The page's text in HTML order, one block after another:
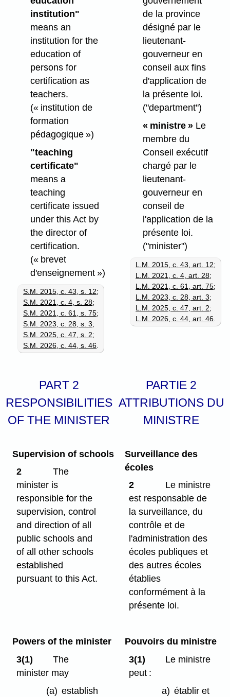
institution"
means an
institution for the
education of
persons for
certification as
teachers.
(« institution de
formation
pédagogique »)
"teaching
certificate"
means a
teaching
certificate issued
under this Act by
the director of
certification.
(« brevet
d'enseignement »)
S.M. 2015, c. 43, s. 12;
S.M. 2021, c. 4, s. 28;
S.M. 2021, c. 61, s. 75;
S.M. 2023, c. 28, s. 3;
S.M. 2025, c. 47, s. 2;
S.M. 2026, c. 44, s. 46
de la province
désigné par le
lieutenant-
gouverneur en
conseil aux fins
d'application de
la présente loi.
("department")
« ministre »Le
membre du
Conseil exécutif
chargé par le
lieutenant-
gouverneur en
conseil de
l'application de la
présente loi.
("minister")
L.M. 2015, c. 43, art. 12;
L.M. 2021, c. 4, art. 28;
L.M. 2021, c. 61, art. 75;
L.M. 2023, c. 28, art. 3;
L.M. 2025, c. 47, art. 2;
L.M. 2026, c. 44, art. 46
PART 2
RESPONSIBILITIES
OF THE MINISTER
PARTIE 2
ATTRIBUTIONS DU
MINISTRE
Supervision of schools
2
The
minister is
responsible for the
supervision, control
and direction of all
public schools and
of all other schools
established
pursuant to this Act.
Surveillance des
écoles
2
Le ministre
est responsable de
la surveillance, du
contrôle et de
l'administration des
écoles publiques et
des autres écoles
établies
conformément à la
présente loi.
Powers of the minister
3(1)
The
minister may
(a) establish
Pouvoirs du ministre
3(1)
Le ministre
peut :
a) établir et